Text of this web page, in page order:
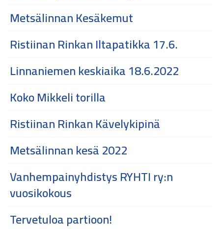
Metsälinnan Kesäkemut
Ristiinan Rinkan Iltapatikka 17.6.
Linnaniemen keskiaika 18.6.2022
Koko Mikkeli torilla
Ristiinan Rinkan Kävelykipinä
Metsälinnan kesä 2022
Vanhempainyhdistys RYHTI ry:n
vuosikokous
Tervetuloa partioon!